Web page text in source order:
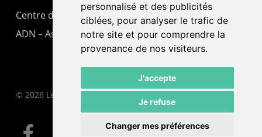
personnalisé et des publicités
ciblées, pour analyser le trafic de
notre site et pour comprendre la
provenance de nos visiteurs.
J'accepte
Je refuse
Changer mes préférences
Centre de culture ABC
ADN – Association Danse Neuchâtel
© 2026 Le Pommier.
facebook email